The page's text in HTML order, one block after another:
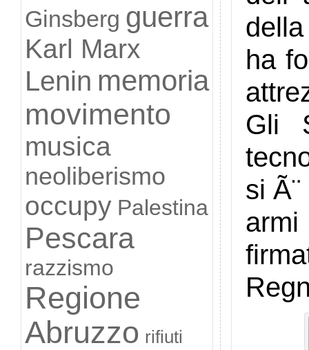
Ginsberg guerra
Karl Marx
Lenin memoria
movimento
musica
neoliberismo
occupy Palestina
Pescara
razzismo
Regione
Abruzzo rifiuti
ha
Gli
si
armi